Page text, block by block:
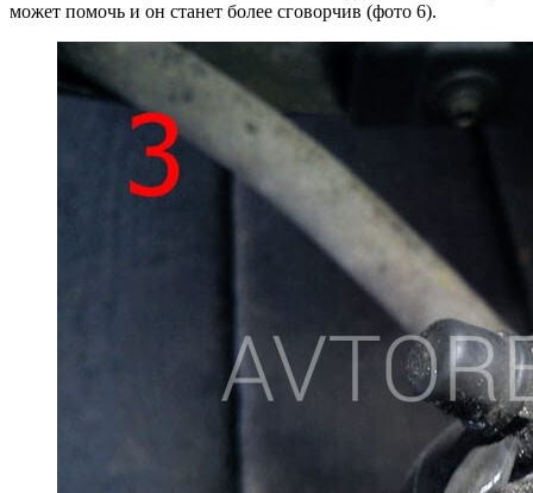
может помочь и он станет более сговорчив (фото 6).